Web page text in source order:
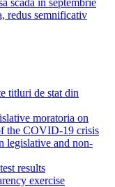
scadă in septembrie
redus semnificativ
titluri de stat din
moratoria on
the COVID-19 crisis
legislative and non-
results
exercise